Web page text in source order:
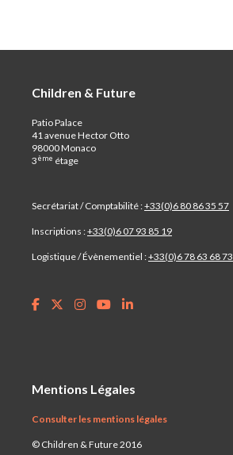
Children & Future
Patio Palace
41 avenue Hector Otto
98000 Monaco
3ème étage
Secrétariat / Comptabilité :+33(0)6 80 86 35 57
Inscriptions :+33(0)6 07 93 85 19
Logistique / Évènementiel :+33(0)6 78 63 68 73
Mentions Légales
Consulter les mentions légales
© Children & Future 2016